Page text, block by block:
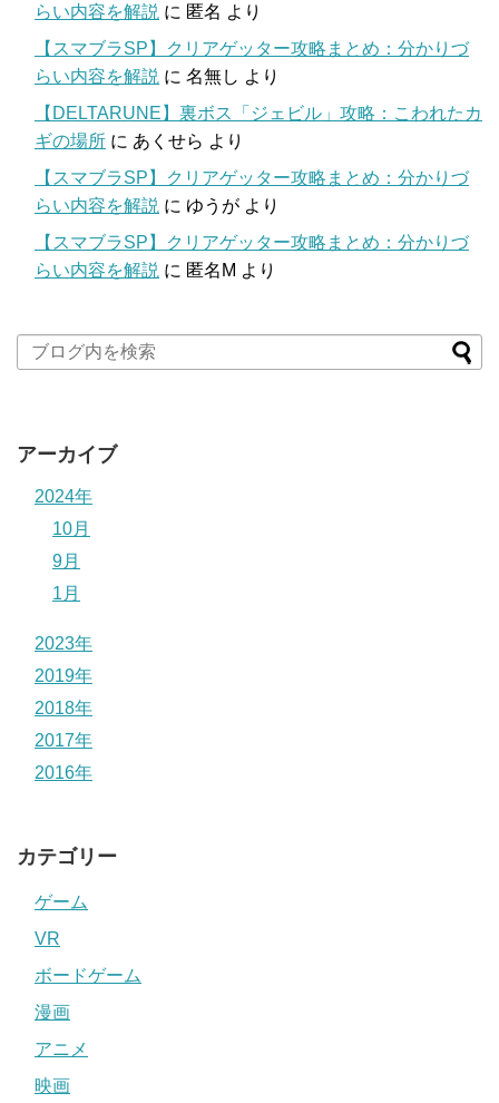
らい内容を解説 に 匿名 より
【スマブラSP】クリアゲッター攻略まとめ：分かりづ
らい内容を解説 に 名無し より
【DELTARUNE】裏ボス「ジェビル」攻略：こわれたカ
ギの場所 に あくせら より
【スマブラSP】クリアゲッター攻略まとめ：分かりづ
らい内容を解説 に ゆうが より
【スマブラSP】クリアゲッター攻略まとめ：分かりづ
らい内容を解説 に 匿名M より
アーカイブ
2024年
10月
9月
1月
2023年
2019年
2018年
2017年
2016年
カテゴリー
ゲーム
VR
ボードゲーム
漫画
アニメ
映画